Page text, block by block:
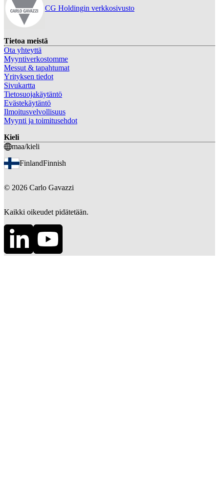
CG Holdingin verkkosivusto
Tietoa meistä
Ota yhteyttä
Myyntiverkostomme
Messut & tapahtumat
Yrityksen tiedot
Sivukartta
Tietosuojakäytäntö
Evästekäytäntö
Ilmoitusvelvollisuus
Myynti ja toimitusehdot
Kieli
maa/kieli
FinlandFinnish
© 2026 Carlo Gavazzi
Kaikki oikeudet pidätetään.